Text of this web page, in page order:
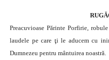
Preacuvioase Părinte Porfirie,
laudele pe care ţi le aducem cu
Dumnezeu pentru mântuirea noastră.